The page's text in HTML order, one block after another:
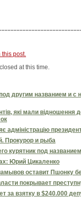
this post.
at this time.
другим названием и
які мали
адміністрацію
Прокурор и рыба
курятник под
Юрий Цикаленко
оставит Пшонку
покрывает
за взятку в $240.000